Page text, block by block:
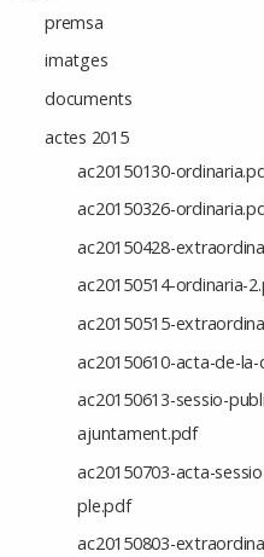
premsa
imatges
documents
actes 2015
ac20150130-
ac20150326-
ac20150428-
ac20150514-ordinaria-
ac20150515-
ac20150610-acta-de-
ac20150613-sessio-
ajuntament.pdf
ac20150703-acta-
ple.pdf
ac20150803-